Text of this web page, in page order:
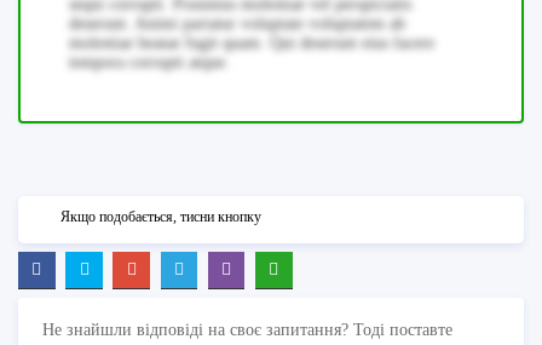
sequi corrupti. Possimus molestiae vel perspiciatis
deserunt. Animi pariatur voluptate voluptatem ab
molestiae beatae fugit quam. Qui deserunt eius facere
tempora corrupti atque.
Якщо подобається, тисни кнопку
Не знайшли відповіді на своє запитання? Тоді поставте